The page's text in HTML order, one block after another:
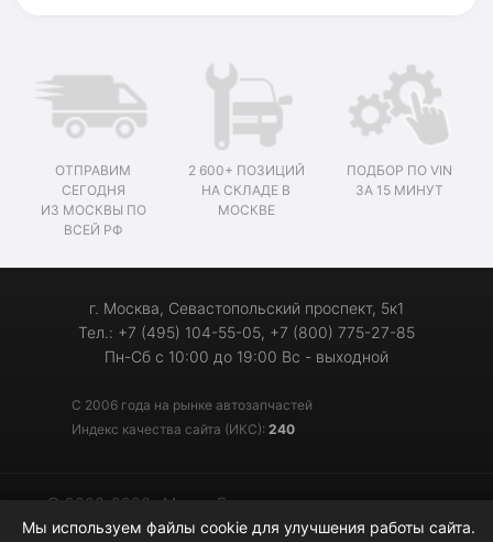
ОТПРАВИМ
СЕГОДНЯ
ИЗ МОСКВЫ ПО
ВСЕЙ РФ
2 600+ ПОЗИЦИЙ
НА СКЛАДЕ В
МОСКВЕ
ПОДБОР ПО VIN
ЗА 15 МИНУТ
г. Москва, Севастопольский проспект, 5к1
Тел.: +7 (495) 104-55-05, +7 (800) 775-27-85
Пн-Сб с 10:00 до 19:00 Вс - выходной
С 2006 года на рынке автозапчастей
Индекс качества сайта (ИКС): 240
© 2006-2026 «Мотор-Джи» - запчасти для иномарок
Мы используем файлы cookie для улучшения работы сайта.